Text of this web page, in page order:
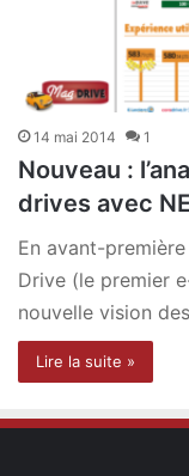
14 mai 2014 1
Nouveau :
drives avec
En avant-
Drive (le premier
nouvelle vision
Lire la suite »